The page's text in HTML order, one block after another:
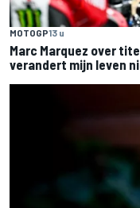
MOTOGP13 u
Marc Marquez over
verandert mijn leven